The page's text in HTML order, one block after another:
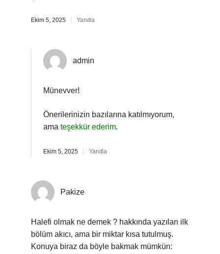
Ekim 5, 2025 Yanıtla
admin
Münevver!
Önerilerinizin bazılarına katılmıyorum,
ama teşekkür ederim.
Ekim 5, 2025 Yanıtla
Pakize
Halefi olmak ne demek ? hakkında yazılan ilk
bölüm akıcı, ama bir miktar kısa tutulmuş.
Konuya biraz da böyle bakmak mümkün: